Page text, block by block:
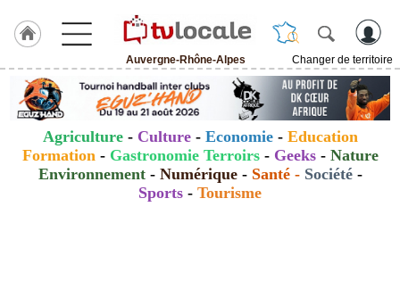
Auvergne-Rhône-Alpes
Changer de territoire
J'adhère
Hulcoq
ACCUEIL
Auvergne-
Rhône-
Agriculture- Culture - Economie- Education
Formation - Gastronomie Terroirs- Geeks- Nature
Environnement- Numérique- Santé- Société-
Sports - Tourisme